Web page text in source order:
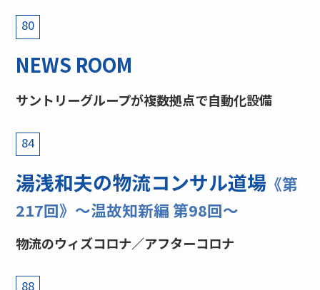
80
NEWS ROOM
サントリーグループが複数拠点で自動化設備
84
湯浅和夫の物流コンサル道場 《第
217回》〜温故知新編 第98回〜
物流のウィズコロナ／アフターコロナ
88